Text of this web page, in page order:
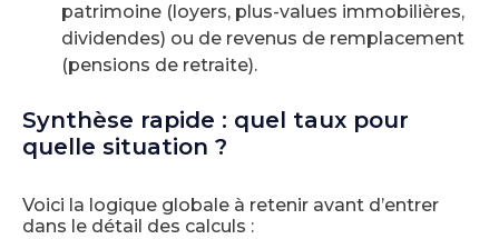
patrimoine (loyers, plus-values immobilières,
dividendes) ou de revenus de remplacement
(pensions de retraite).
Synthèse rapide : quel taux pour
quelle situation ?
Voici la logique globale à retenir avant d’entrer
dans le détail des calculs :